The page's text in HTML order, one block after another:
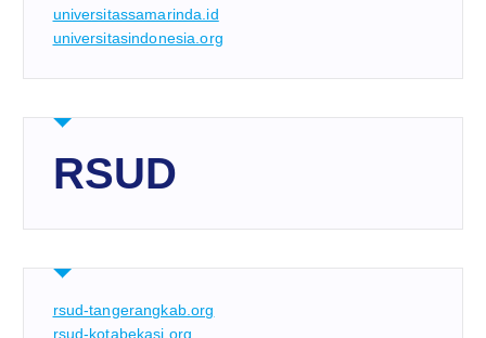
universitassamarinda.id
universitasindonesia.org
RSUD
rsud-tangerangkab.org
rsud-kotabekasi.org